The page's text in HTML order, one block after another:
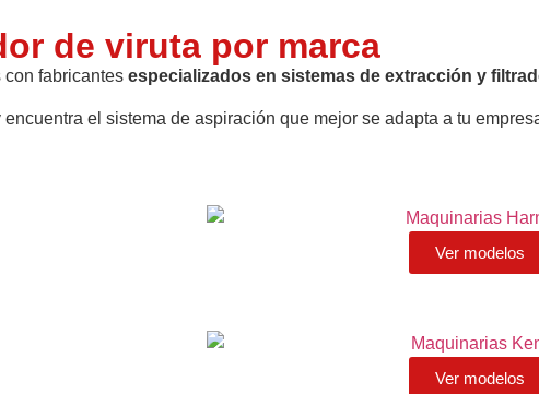
de viruta por marca
fabricantes especializados en sistemas de extracción y
el sistema de aspiración que mejor se adapta a tu
Ver modelos
Ver modelos